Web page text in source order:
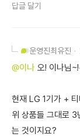
답글 달기
운영진최유진
@이나 오! 이나님
현재 LG 1기가 +
위 상품들 그대로
는 것이지요?